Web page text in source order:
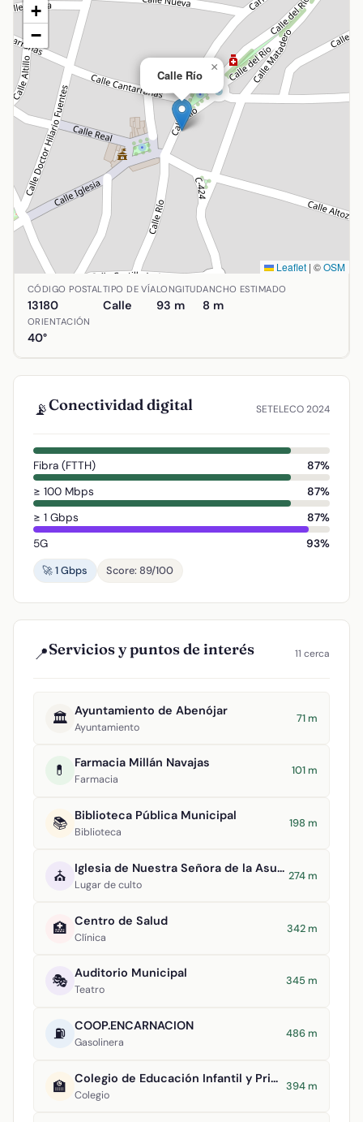
Calle Río
×
+
−
Leaflet | ©OSM
Ubicación de Calle Río en Abenójar, Ciudad Real.
CÓDIGO POSTAL
13180
TIPO DE VÍA
Calle
LONGITUD
93 m
ANCHO ESTIMADO
8 m
ORIENTACIÓN
40°
📡Conectividad digital SETELECO 2024
Fibra (FTTH)
87%
≥ 100 Mbps
87%
≥ 1 Gbps
87%
5G
93%
🚀 1 Gbps
Score: 89/100
📍Servicios y puntos de interés 11 cerca
🏛️ Ayuntamiento de Abenójar
Ayuntamiento
71 m
💊 Farmacia Millán Navajas
Farmacia
101 m
📚 Biblioteca Pública Municipal
Biblioteca
198 m
⛪ Iglesia de Nuestra Señora de la Asunción
Lugar de culto
274 m
🏥 Centro de Salud
Clínica
342 m
🎭 Auditorio Municipal
Teatro
345 m
⛽ COOP.ENCARNACION
Gasolinera
486 m
🏫 Colegio de Educación Infantil y Primaria Nuestra Señora de la Encarnación
Colegio
394 m